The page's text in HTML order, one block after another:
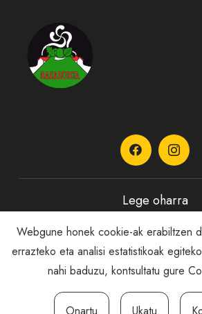
Lege oharra
Pribatutasun
Cookie politika
Webgune honek cookie-ak erabiltzen
errazteko eta analisi estatistikoak
nahi baduzu, kontsultatu gure